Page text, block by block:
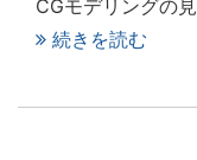
CGモデリングの
続きを読む